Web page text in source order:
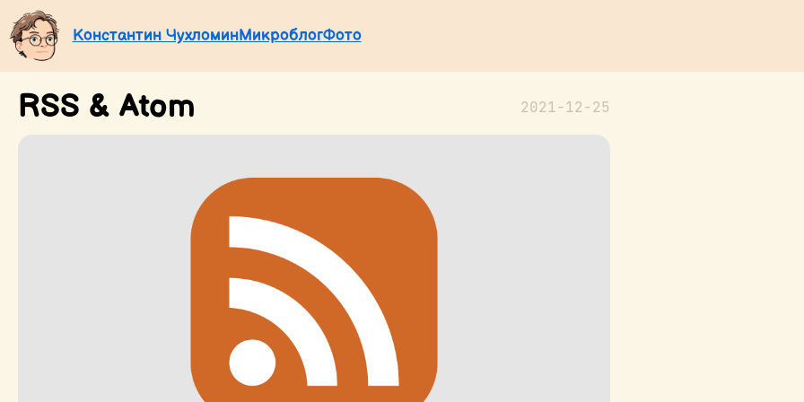
Константин ЧухломинМикроблогФото
2021-12-25
RSS & Atom